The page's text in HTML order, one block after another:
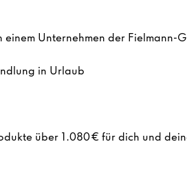
einem Unternehmen der Fielmann-
in Urlaub
über 1.080€ für dich und